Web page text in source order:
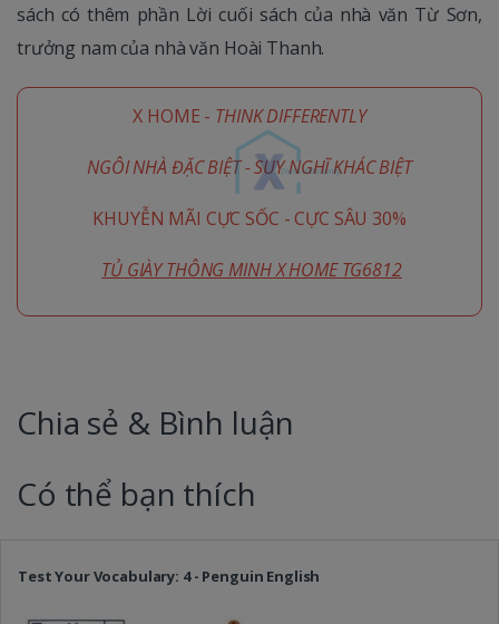
sách có thêm phần Lời cuối sách của nhà văn Từ Sơn,
trưởng nam của nhà văn Hoài Thanh.
X HOME - THINK DIFFERENTLY
NGÔI NHÀ ĐẶC BIỆT - SUY NGHĨ KHÁC BIỆT
KHUYỄN MÃI CỰC SỐC - CỰC SÂU 30%
TỦ GIÀY THÔNG MINH X HOME TG6812
Chia sẻ & Bình luận
Có thể bạn thích
Test Your Vocabulary: 4 - Penguin English